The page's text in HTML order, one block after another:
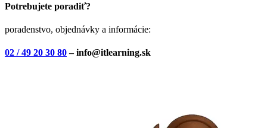
Potrebujete poradiť?
poradenstvo, objednávky a informácie:
02 / 49 20 30 80– info@itlearning.sk